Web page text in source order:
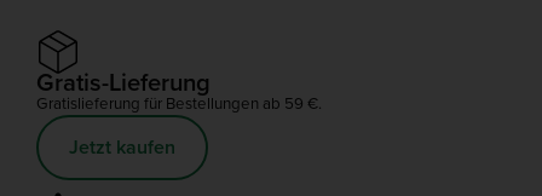
Gratis-Lieferung
Gratislieferung für Bestellungen ab 59 €.
Jetzt kaufen